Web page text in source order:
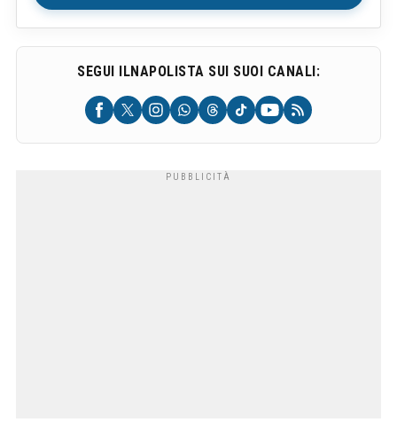
SEGUI ILNAPOLISTA SUI SUOI CANALI: